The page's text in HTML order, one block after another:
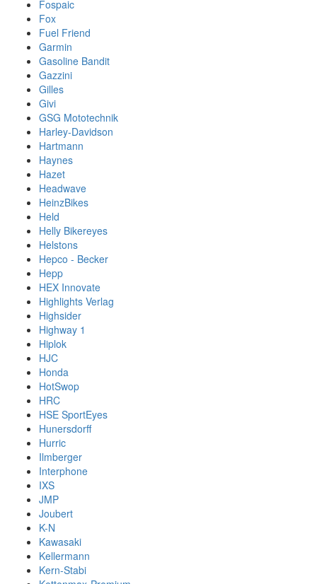
Fospaic
Fox
Fuel Friend
Garmin
Gasoline Bandit
Gazzini
Gilles
Givi
GSG Mototechnik
Harley-Davidson
Hartmann
Haynes
Hazet
Headwave
HeinzBikes
Held
Helly Bikereyes
Helstons
Hepco - Becker
Hepp
HEX Innovate
Highlights Verlag
Highsider
Highway 1
Hiplok
HJC
Honda
HotSwop
HRC
HSE SportEyes
Hunersdorff
Hurric
Ilmberger
Interphone
IXS
JMP
Joubert
K-N
Kawasaki
Kellermann
Kern-Stabi